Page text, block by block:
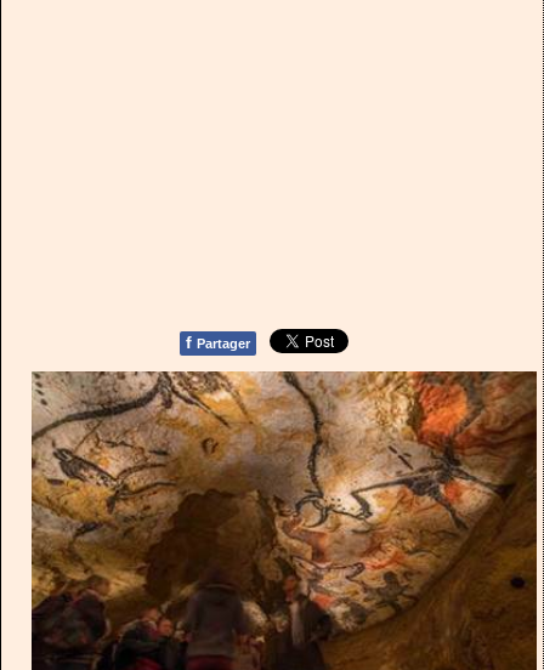
f Partager